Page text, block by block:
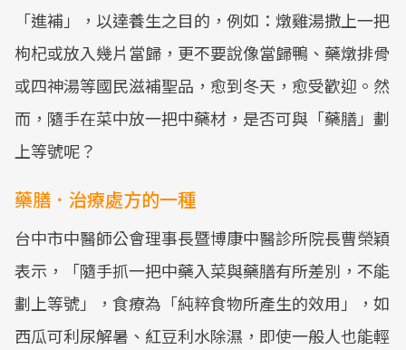
「進補」，以達養生之目的，例如：燉雞湯撒上一把
枸杞或放入幾片當歸，更不要說像當歸鴨、藥燉排骨
或四神湯等國民滋補聖品，愈到冬天，愈受歡迎。然
而，隨手在菜中放一把中藥材，是否可與「藥膳」劃
上等號呢？
藥膳．治療處方的一種
台中市中醫師公會理事長暨博康中醫診所院長曹榮穎
表示，「隨手抓一把中藥入菜與藥膳有所差別，不能
劃上等號」，食療為「純粹食物所產生的效用」，如
西瓜可利尿解暑、紅豆利水除濕，即使一般人也能輕